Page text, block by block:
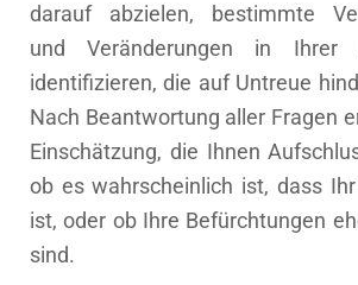
darauf abzielen, bestimmte
und Veränderungen in Ihrer
identifizieren, die auf Untreue
Nach Beantwortung aller Fragen
Einschätzung, die Ihnen
ob es wahrscheinlich ist, dass
ist, oder ob Ihre Befürchtungen
sind.